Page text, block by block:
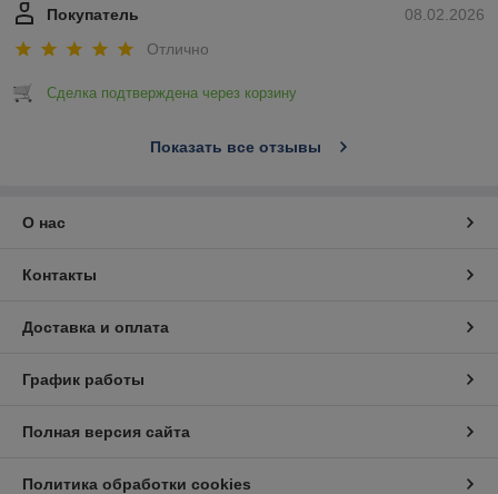
08.02.2026
Покупатель
Отлично
Сделка подтверждена через корзину
Показать все отзывы
О нас
Контакты
Доставка и оплата
График работы
Полная версия сайта
Политика обработки cookies